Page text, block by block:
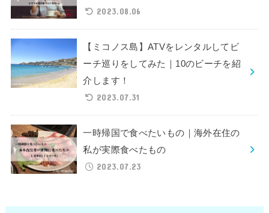
2023.08.06
【ミコノス島】ATVをレンタルしてビ
ーチ巡りをしてみた｜10のビーチを紹
介します！
2023.07.31
一時帰国で食べたいもの｜海外在住の
私が実際食べたもの
2023.07.23